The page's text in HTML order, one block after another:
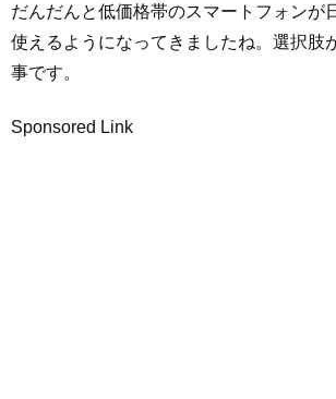
だんだんと低価格帯のスマートフォンが
使えるようになってきましたね。選択肢
事です。
Sponsored Link